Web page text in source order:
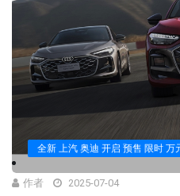
全新 上汽 奥迪 开启 预售 限时 万
作者 2025-07-04